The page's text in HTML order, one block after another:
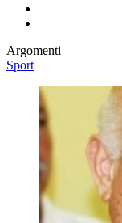
Argomenti
Sport